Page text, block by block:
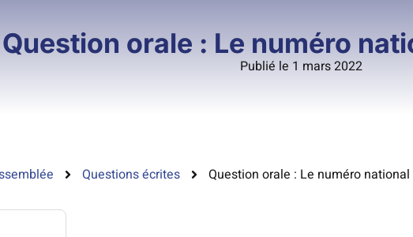
Question orale : Le numéro
Publié le 1 mars 2022
Questions écrites Question orale : Le numéro national